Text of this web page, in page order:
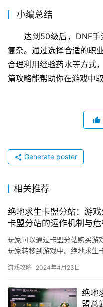
小编总结
达到50级后，DNF
复杂。通过选择合适的职
合理利用经验药水等方式
篇攻略能帮助你在游戏中
Generate poster
相关推荐
绝地求生卡盟分站：游
卡盟分站的运作机制与危
玩家可以通过卡盟分站购买游
玩家转移到游戏中。绝地求生
游戏攻略 2024年4月23日
绝地
盟总